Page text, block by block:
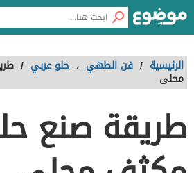
الرئيسية / فن الطهي ، حلو عربي /
محلى
طريقة صنع